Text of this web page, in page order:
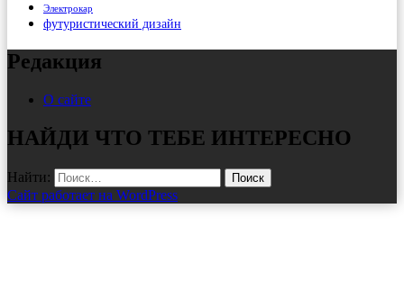
Электрокар
футуристический дизайн
Редакция
О сайте
НАЙДИ ЧТО ТЕБЕ ИНТЕРЕСНО
Найти:
Сайт работает на WordPress